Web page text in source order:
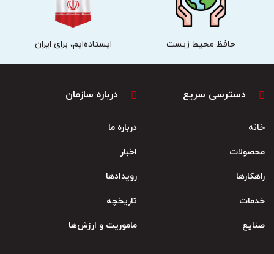
حافظ محیط زیست ایستاده‌ایم، برای ایران
دسترسی سریع
خانه
محصولات
راهکارها
خدمات
صنایع
درباره سازمان
درباره ما
اخبار
رویدادها
تاریخچه
ماموریت و ارزش‌ها